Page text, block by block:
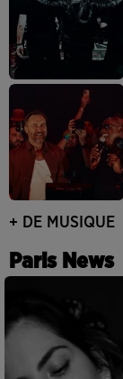
+ DE MUSIQUE
Paris News